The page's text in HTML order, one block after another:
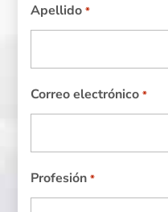
Apellido *
Correo electrónico *
Profesión *